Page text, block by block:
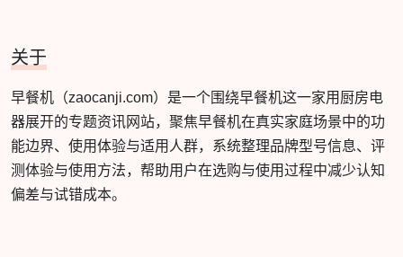
关于
早餐机（zaocanji.com）是一个围绕早餐机这一家用厨房电
器展开的专题资讯网站，聚焦早餐机在真实家庭场景中的功
能边界、使用体验与适用人群，系统整理品牌型号信息、评
测体验与使用方法，帮助用户在选购与使用过程中减少认知
偏差与试错成本。